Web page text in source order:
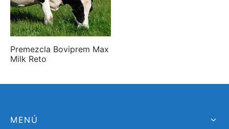
Premezcla Boviprem Max
Milk Reto
MENÚ